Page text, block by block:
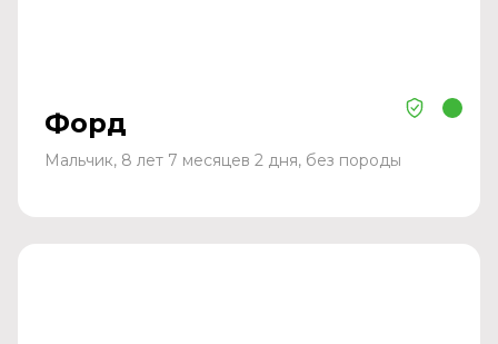
Форд
Мальчик, 8 лет 7 месяцев 2 дня, без породы